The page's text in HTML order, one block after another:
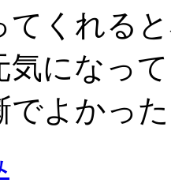
てくれる
気になっ
でよかっ